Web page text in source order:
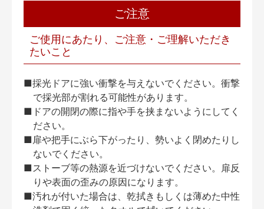
ご注意
ご使用にあたり、ご注意・ご理解いただき
たいこと
■採光ドアに強い衝撃を与えないでください。衝撃
で採光部が割れる可能性があります。
■ドアの開閉の際に指や手を挟まないようにしてく
ださい。
■扉や把手にぶら下がったり、勢いよく閉めたりし
ないでください。
■ストーブ等の熱源を近づけないでください。扉反
りや表面の歪みの原因になります。
■汚れが付いた場合は、乾拭きもしくは薄めた中性